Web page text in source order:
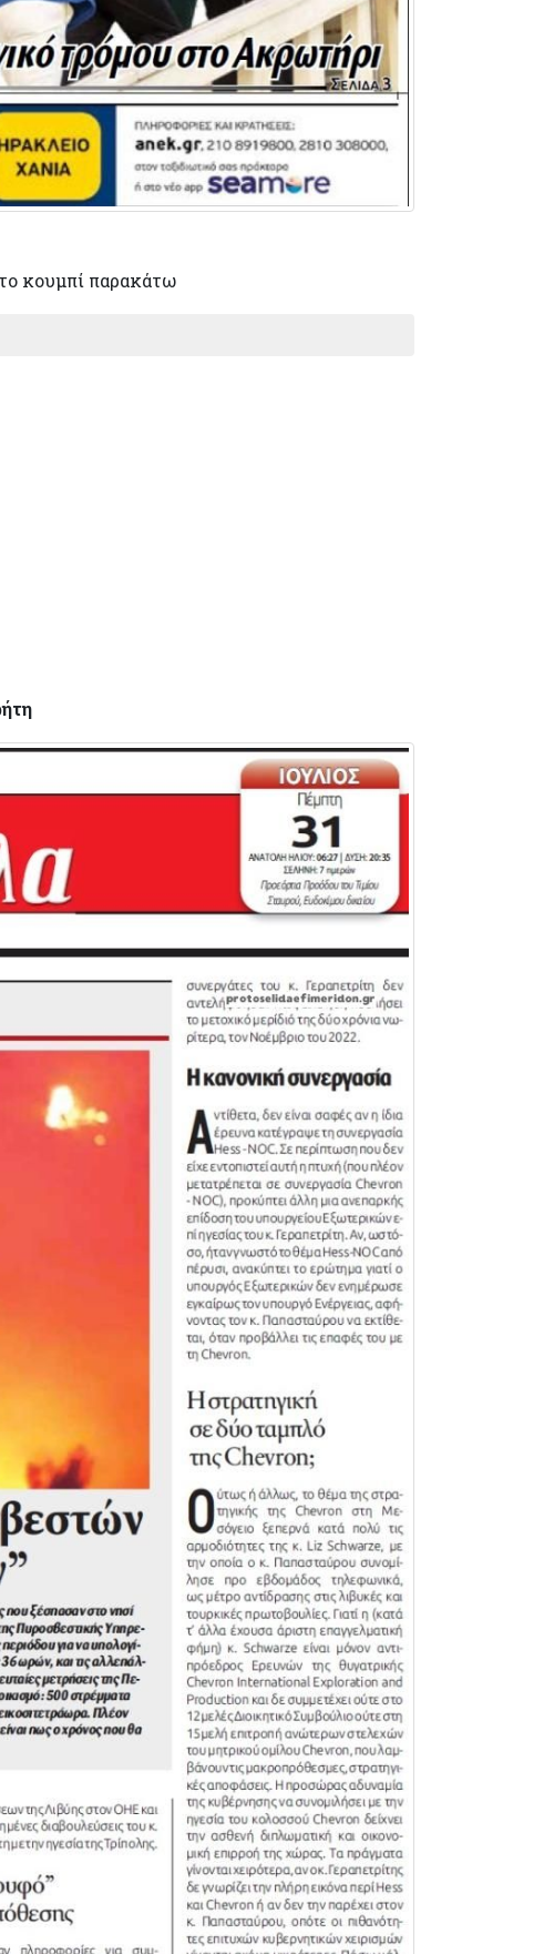
κουμπί παρακάτω